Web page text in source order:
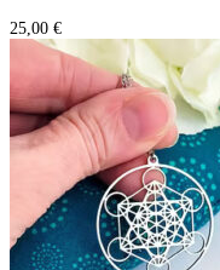
25,00 €